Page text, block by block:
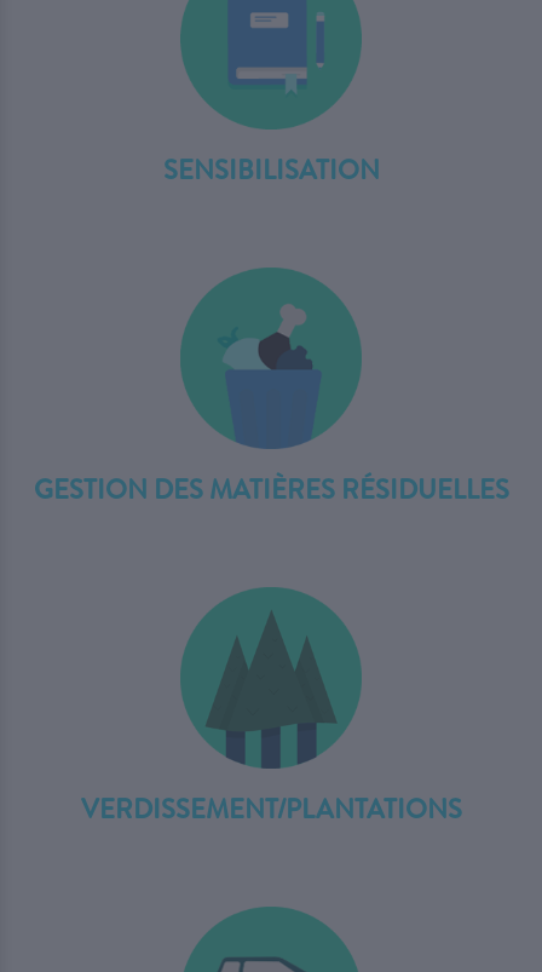
SENSIBILISATION
GESTION DES MATIÈRES RÉSIDUELLES
VERDISSEMENT/PLANTATIONS